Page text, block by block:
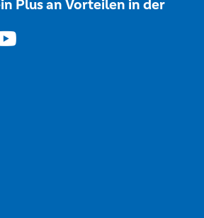
Plus an Vorteilen in der